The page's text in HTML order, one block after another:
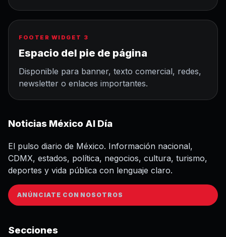
FOOTER WIDGET 3
Espacio del pie de página
Disponible para banner, texto comercial, redes,
newsletter o enlaces importantes.
Noticias México Al Día
El pulso diario de México. Información nacional,
CDMX, estados, política, negocios, cultura, turismo,
deportes y vida pública con lenguaje claro.
ANÚNCIATE CON NOSOTROS
Secciones